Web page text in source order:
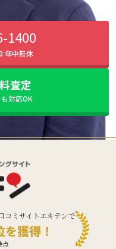
1400
年中無休
査定
対応OK
コミサイトエキテンで
を獲得！
点